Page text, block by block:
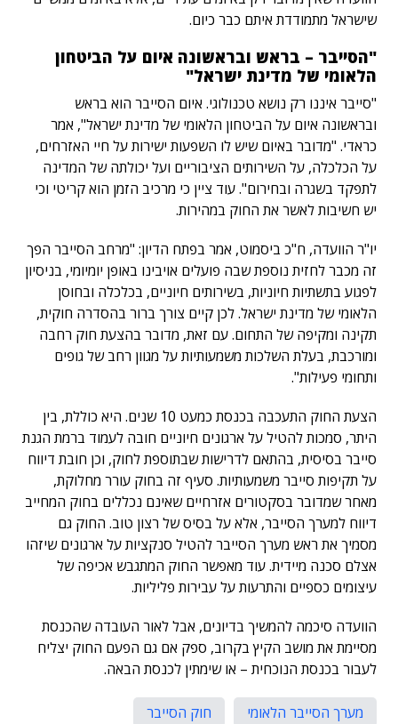
שישראל מתמודדת איתם כבר כיום.
"הסייבר – בראש ובראשונה איום על הביטחון
הלאומי של מדינת ישראל"
"סייבר איננו רק נושא טכנולוגי. איום הסייבר הוא בראש
ובראשונה איום על הביטחון הלאומי של מדינת ישראל", אמר
כראדי. "מדובר באיום שיש לו השפעות ישירות על חיי האזרחים,
על הכלכלה, על השירותים הציבוריים ועל יכולתה של המדינה
לתפקד בשגרה ובחירום". עוד ציין כי מרכיב הזמן הוא קריטי וכי
יש חשיבות לאשר את החוק במהירות.
יו"ר הוועדה, ח"כ ביסמוט, אמר בפתח הדיון: "מרחב הסייבר הפך
זה מכבר לחזית נוספת שבה פועלים אויבינו באופן יומיומי, בניסיון
לפגוע בתשתיות חיוניות, בשירותים חיוניים, בכלכלה ובחוסן
הלאומי של מדינת ישראל. לכן קיים צורך ברור בהסדרה חוקית,
תקינה ומקיפה של התחום. עם זאת, מדובר בהצעת חוק רחבה
ומורכבת, בעלת השלכות משמעותיות על מגוון רחב של גופים
ותחומי פעילות".
הצעת החוק התעכבה בכנסת כמעט 10 שנים. היא כוללת, בין
היתר, סמכות להטיל על ארגונים חיוניים חובה לעמוד ברמת הגנת
סייבר בסיסית, בהתאם לדרישות שבתוספת לחוק, וכן חובת דיווח
על תקיפות סייבר משמעותיות. סעיף זה בחוק עורר מחלוקת,
מאחר שמדובר בסקטורים אזרחיים שאינם נכללים בחוק המחייב
דיווח למערך הסייבר, אלא על בסיס של רצון טוב. החוק גם
מסמיך את ראש מערך הסייבר להטיל סנקציות על ארגונים שיזהו
אצלם סכנה מיידית. עוד מאפשר החוק המתגבש אכיפה של
עיצומים כספיים והתרעות על עבירות פליליות.
הוועדה סיכמה להמשיך בדיונים, אבל לאור העובדה שהכנסת
מסיימת את מושב הקיץ בקרוב, ספק אם גם הפעם החוק יצליח
לעבור בכנסת הנוכחית – או שימתין לכנסת הבאה.
מערך הסייבר הלאומי
חוק הסייבר